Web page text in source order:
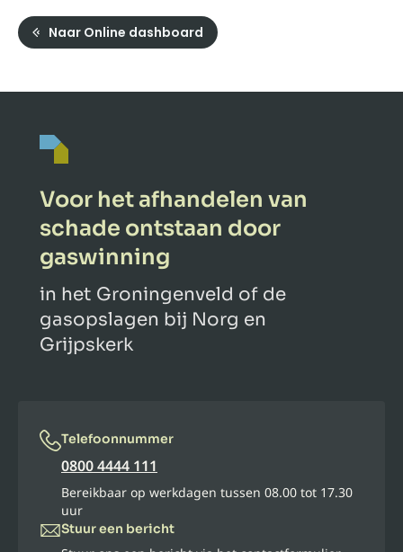
Naar Online dashboard
Voor het afhandelen van
schade ontstaan door
gaswinning
in het Groningenveld of de
gasopslagen bij Norg en
Grijpskerk
Telefoonnummer
0800 4444 111
Bereikbaar op werkdagen tussen 08.00 tot 17.30
uur
Stuur een bericht